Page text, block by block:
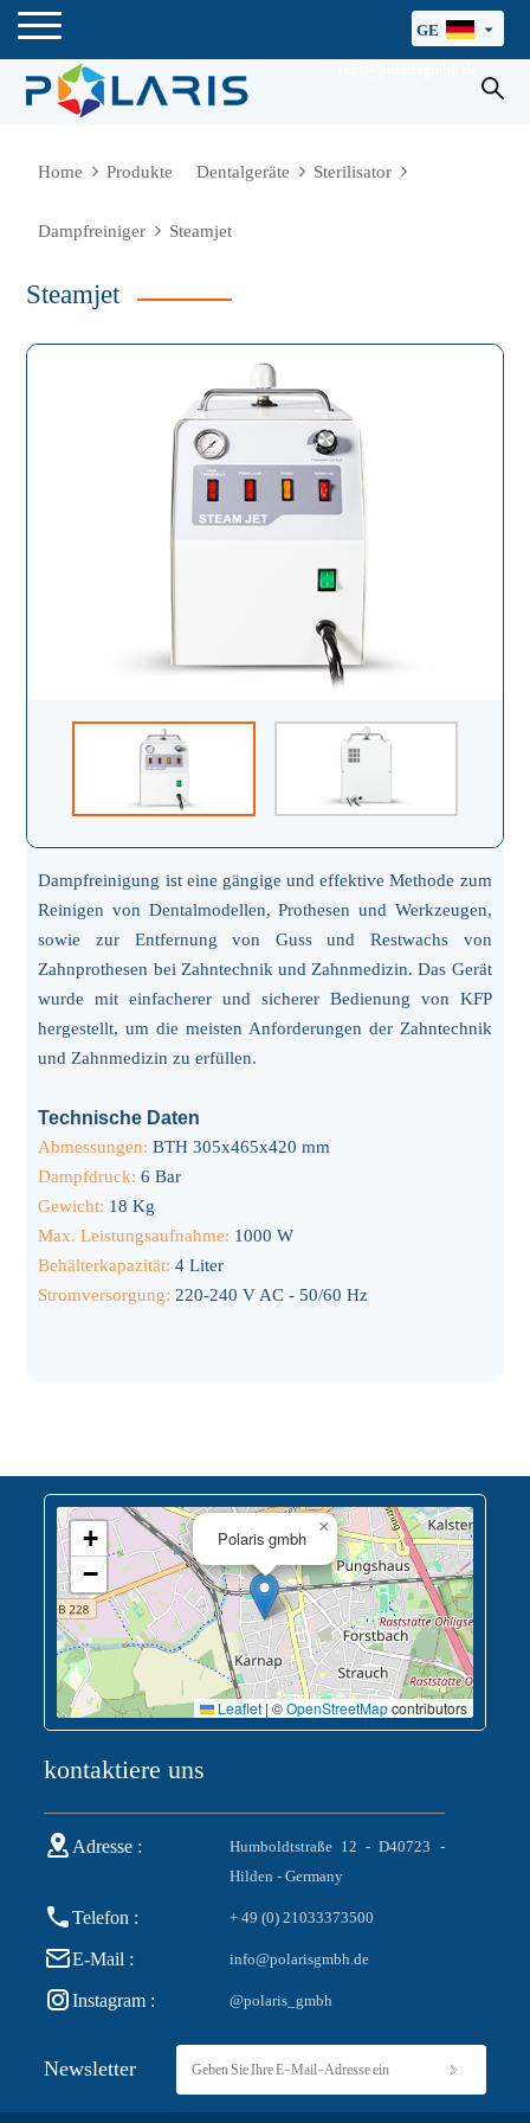
GE
Home Produkte Dentalgeräte Sterilisator
Dampfreiniger Steamjet
Steamjet
Dampfreinigung ist eine gängige und effektive Methode zum
Reinigen von Dentalmodellen, Prothesen und Werkzeugen,
sowie zur Entfernung von Guss und Restwachs von
Zahnprothesen bei Zahntechnik und Zahnmedizin. Das Gerät
wurde mit einfacherer und sicherer Bedienung von KFP
hergestellt, um die meisten Anforderungen der Zahntechnik
und Zahnmedizin zu erfüllen.
Technische Daten
Abmessungen: BTH 305x465x420 mm
Dampfdruck: 6 Bar
Gewicht: 18 Kg
Max. Leistungsaufnahme: 1000 W
Behälterkapazität: 4 Liter
Stromversorgung: 220-240 V AC - 50/60 Hz
Polaris gmbh
×
+
−
Leaflet | ©OpenStreetMapcontributors
kontaktiere uns
Adresse :
Humboldtstraße 12 - D40723 -
Hilden - Germany
Telefon : + 49 (0) 21033373500
E-Mail : info@polarisgmbh.de
Instagram : @polaris_gmbh
Newsletter